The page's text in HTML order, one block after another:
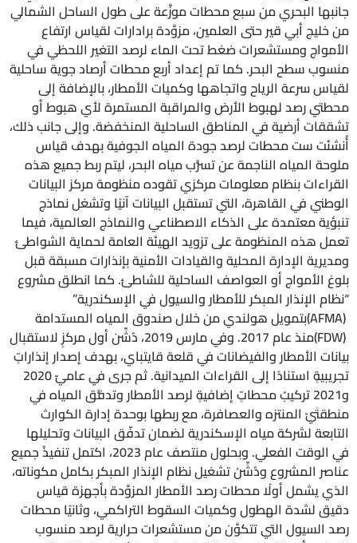
جانبها البحري من سبع محطات موزَّعة على طول الساحل الشمالي
من خليج أبي قير حتى العلمين، مزوَّدة برادارات لقياس ارتفاع
الأمواج ومستشعرات ضغط تحت الماء لرصد التغير اللحظي في
منسوب سطح البحر. كما تم إعداد أربع محطات أرصاد جوية ساحلية
لقياس سرعة الرياح واتجاهها وكميات الأمطار، بالإضافة إلى
محطتي رصد لهبوط الأرض والمراقبة المستمرة لأي هبوط أو
تشققات أرضية في المناطق الساحلية المنخفضة. وإلى جانب ذلك،
أُنشئت ست محطات لرصد جودة المياه الجوفية بهدف قياس
ملوحة المياه الناجمة عن تسرُّب مياه البحر، ليتم ربط جميع هذه
القراءات بنظام معلومات مركزي تقوده منظومة مركز البيانات
الوطني في القاهرة، التي تستقبل البيانات آنيًا وتشغل نماذج
تنبؤية معتمدة على الذكاء الاصطناعي والنماذج العالمية، فيما
تعمل هذه المنظومة على تزويد الهيئة العامة لحماية الشواطئ
ومديرية الإدارة المحلية والقيادات الأمنية بإنذارات مسبقة قبل
بلوغ الأمواج أو العواصف الساحلية للشاطئ. كما انطلق مشروع
“نظام الإنذار المبكر للأمطار والسيول في الإسكندرية”
(AFMA)بتمويل هولندي من خلال صندوق المياه المستدامة
(FDW)منذ عام 2017. وفي مارس 2019، دُشِّن أول مركزٍ لاستقبال
بيانات الأمطار والفيضانات في قلعة قايتباي، بهدف إصدار إنذاراتٍ
تجريبيةٍ استنادًا إلى القراءات الميدانية. ثم جرى في عاميّ 2020
و2021 تركيبُ محطاتٍ إضافيةٍ لرصد الأمطار وتدفُّق المياه في
منطقتَيْ المنتزه والعصافرة، مع ربطها بوحدة إدارة الكوارث
التابعة لشركة مياه الإسكندرية لضمان تدفّق البيانات وتحليلها
في الوقت الفعلي. وبحلول منتصف عام 2023، اكتمل تنفيذُ جميع
عناصر المشروع ودُشِّنَ تشغيل نظام الإنذار المبكر بكامل مكوناته،
الذي يشمل أولًا محطات رصد الأمطار المزوَّدة بأجهزة قياس
دقيق لشدة الهطول وكميات السقوط التراكمي، وثانيًا محطات
رصد السيول التي تتكوَّن من مستشعرات حرارية لرصد منسوب